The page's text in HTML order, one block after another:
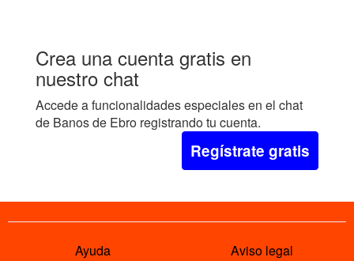
Crea una cuenta gratis en
nuestro chat
Accede a funcionalidades especiales en el chat
de Banos de Ebro registrando tu cuenta.
Regístrate gratis
Ayuda Aviso legal